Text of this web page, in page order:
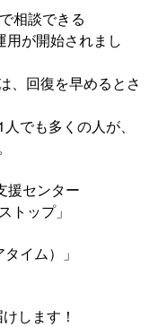
相談できる
用が開始されまし
、回復を早めるとさ
でも多くの人が、
援センター
トップ」
イム）」
します！